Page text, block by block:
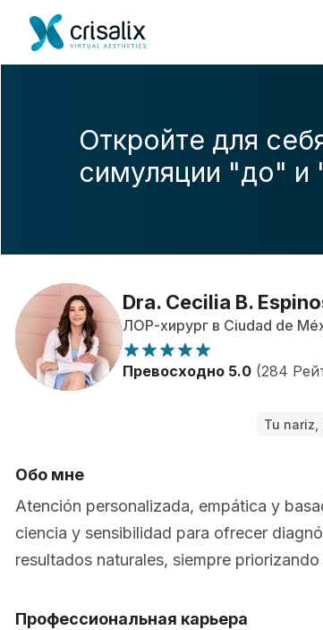
Откройте для
симуляции "до" и
Dra. Cecilia B.
ЛОР-хирург в Ciudad de
Превосходно 5.0 (284
Tu nariz,
Обо мне
Atención personalizada, empática y
ciencia y sensibilidad para ofrecer
resultados naturales, siempre
Профессиональная карьера